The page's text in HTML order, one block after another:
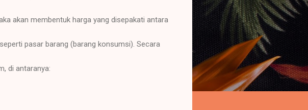
akan membentuk harga yang disepakati antara
pasar barang (barang konsumsi). Secara
di antaranya: